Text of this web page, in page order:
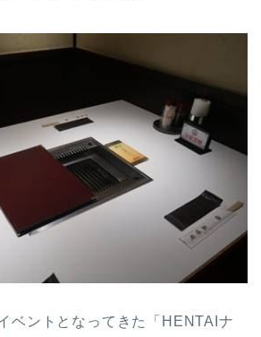
ベントとなってきた「HENTAIナ